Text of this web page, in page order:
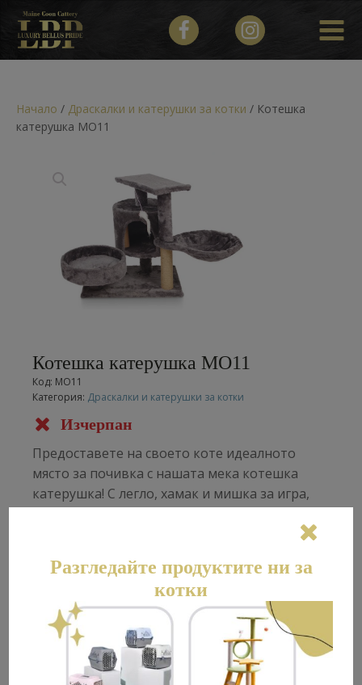
Начало / Драскалки и катерушки за котки / Котешка
катерушка MO11
Котешка катерушка MO11
Код: MO11
Категория: Драскалки и катерушки за котки
Изчерпан
Предоставете на своето коте идеалното
място за почивка с нашата мека котешка
катерушка! С легло, хамак и мишка за игра,
този модел предлага всичко необходимо за
33,18€/ 64,89 лв.
+359 89 460 6795
Разгледайте продуктите ни за
котки